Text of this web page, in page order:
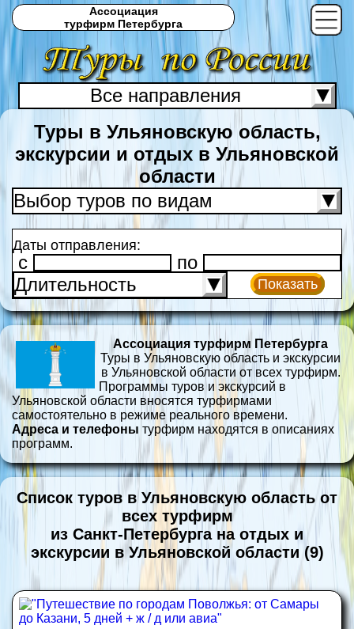
Ассоциация
турфирм Петербурга
Все направления
Туры в Ульяновскую область,
экскурсии и отдых в Ульяновской
области
Выбор туров по видам
Даты отправления:
c
по
Длительность
Показать
Ассоциация турфирм Петербурга
Туры в Ульяновскую область и экскурсии
в Ульяновской области от всех турфирм.
Программы туров и экскурсий в
Ульяновской области вносятся турфирмами
самостоятельно в режиме реального времени.
Адреса и телефоны турфирм находятся в описаниях
программ.
Список туров в Ульяновскую область от
всех турфирм
из Санкт-Петербурга на отдых и
экскурсии в Ульяновской области (9)